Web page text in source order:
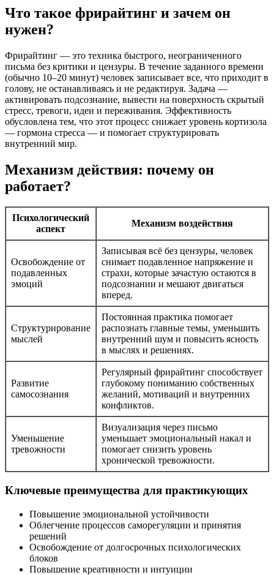
Что такое фрирайтинг и зачем он
нужен?
Фрирайтинг — это техника быстрого, неограниченного
письма без критики и цензуры. В течение заданного времени
(обычно 10–20 минут) человек записывает все, что приходит в
голову, не останавливаясь и не редактируя. Задача —
активировать подсознание, вывести на поверхность скрытый
стресс, тревоги, идеи и переживания. Эффективность
обусловлена тем, что этот процесс снижает уровень кортизола
— гормона стресса — и помогает структурировать
внутренний мир.
Механизм действия: почему он
работает?
Психологический
аспект
Механизм воздействия
Освобождение от
подавленных
эмоций
Записывая всё без цензуры, человек
снимает подавленное напряжение и
страхи, которые зачастую остаются в
подсознании и мешают двигаться
вперед.
Структурирование
мыслей
Постоянная практика помогает
распознать главные темы, уменьшить
внутренний шум и повысить ясность
в мыслях и решениях.
Развитие
самосознания
Регулярный фрирайтинг способствует
глубокому пониманию собственных
желаний, мотиваций и внутренних
конфликтов.
Уменьшение
тревожности
Визуализация через письмо
уменьшает эмоциональный накал и
помогает снизить уровень
хронической тревожности.
Ключевые преимущества для практикующих
Повышение эмоциональной устойчивости
Облегчение процессов саморегуляции и принятия
решений
Освобождение от долгосрочных психологических
блоков
Повышение креативности и интуиции